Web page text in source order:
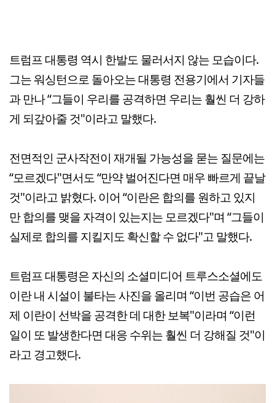
트럼프 대통령 역시 한발도 물러서지 않는 모습이다.
그는 워싱턴으로 돌아오는 대통령 전용기에서 기자들
과 만나 “그들이 우리를 공격하면 우리는 훨씬 더 강하
게 되갚아줄 것"이라고 말했다.
전면적인 군사작전이 재개될 가능성을 묻는 질문에는
“모르겠다"면서도 “만약 벌어진다면 매우 빠르게 끝날
것"이라고 밝혔다. 이어 “이란은 합의를 원하고 있지
만 합의를 맺을 자격이 있는지는 모르겠다"며 “그들이
실제로 합의를 지킬지도 확신할 수 없다"고 말했다.
트럼프 대통령은 자신의 소셜미디어 트루스소셜에도
이란 내 시설이 불타는 사진을 올리며 “이번 공습은 어
제 이란이 선박을 공격한 데 대한 보복"이라며 “이런
일이 또 발생한다면 대응 수위는 훨씬 더 강해질 것"이
라고 경고했다.